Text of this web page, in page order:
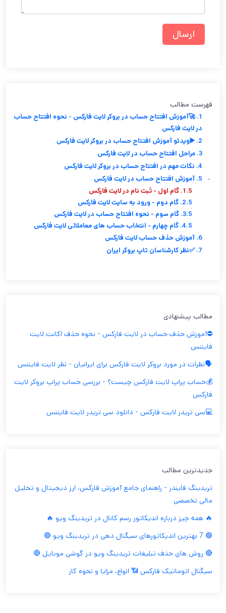
فهرست مطالب
1. 🚀آموزش افتتاح حساب در بروکر لایت فارکس - نحوه افتتاح حساب
در لایت فارکس
2. ▶️ویدئو آموزش افتتاح حساب در بروکر لایت فارکس
3. مراحل افتتاح حساب در لایت فارکس
4. نکات مهم در افتتاح حساب در بروکر لایت فارکس
5. آموزش افتتاح حساب در لایت فارکس
-
1.5. گام اول - ثبت نام در لایت فارکس
2.5. گام دوم - ورود به سایت لایت فارکس
3.5. گام سوم - نحوه افتتاح حساب در لایت فارکس
4.5. گام چهارم - انتخاب حساب های معاملاتی لایت فارکس
6. آموزش حذف حساب لایت فارکس
7. ✅نظر کارشناسان تاپ بروکر ایران
مطالب پیشنهادی
⛔️آموزش حذف حساب در لایت فارکس - نحوه حذف اکانت لایت
فایننس
🗣️نظرات در مورد بروکر لایت فارکس برای ایرانیان - نظر لایت فایننس
💰حساب پراپ لایت فارکس چیست؟ - بررسی حساب پراپ بروکر لایت
فارکس
💻سی تریدر لایت فارکس - دانلود سی تریدر لایت فایننس
جدیدترین مطالب
تریدینگ فایندر - راهنمای جامع آموزش فارکس، ارز دیجیتال و تحلیل
مالی تخصصی
🔥 همه چیز درباره اندیکاتور رسم کانال در تریدینگ ویو 🔥
🟢 7 بهترین اندیکاتورهای سیگنال دهی در تریدینگ ویو 🟢
🔴 روش های حذف تبلیغات تریدینگ ویو در گوشی موبایل 🔴
سیگنال اتوماتیک فارکس 📶 انواع، مزایا و نحوه کار